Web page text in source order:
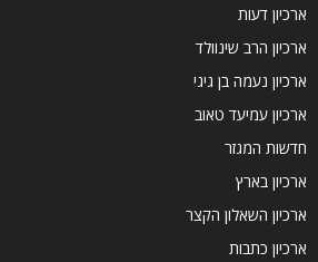
ארכיון דעות
ארכיון הרב שינוולד
ארכיון נעמה בן גיגי
ארכיון עמיעד טאוב
חדשות המגזר
ארכיון בארץ
ארכיון השאלון הקצר
ארכיון כתבות